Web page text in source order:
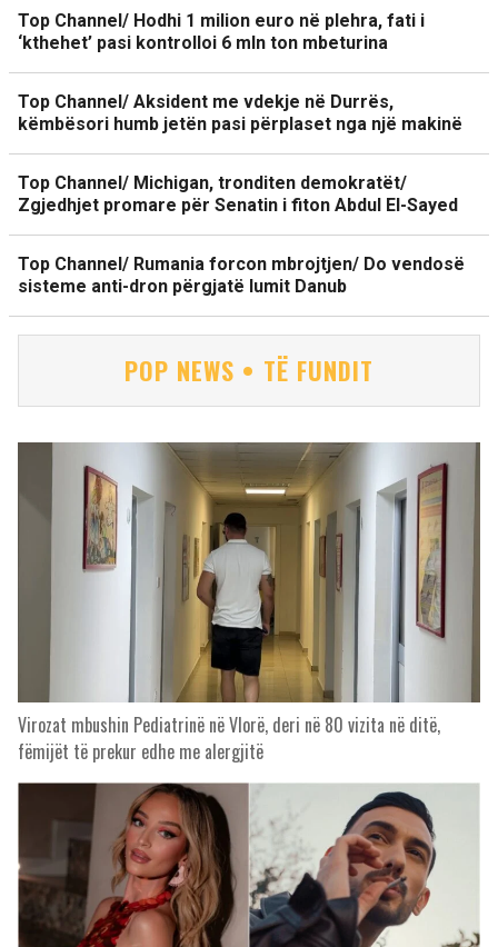
Top Channel/ Hodhi 1 milion euro në plehra, fati i
‘kthehet’ pasi kontrolloi 6 mln ton mbeturina
Top Channel/ Aksident me vdekje në Durrës,
këmbësori humb jetën pasi përplaset nga një makinë
Top Channel/ Michigan, tronditen demokratët/
Zgjedhjet promare për Senatin i fiton Abdul El-Sayed
Top Channel/ Rumania forcon mbrojtjen/ Do vendosë
sisteme anti-dron përgjatë lumit Danub
POP NEWS • TË FUNDIT
Virozat mbushin Pediatrinë në Vlorë, deri në 80 vizita në ditë,
fëmijët të prekur edhe me alergjitë